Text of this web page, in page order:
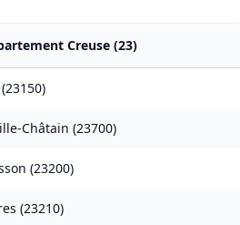
Creuse (23)
(23150)
Châtain (23700)
(23200)
(23210)